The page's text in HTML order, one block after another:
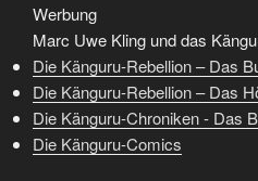
Werbung
Marc Uwe Kling und das
Die Känguru-Rebellion – Das
Die Känguru-Rebellion – Das
Die Känguru-Chroniken - Das
Die Känguru-Comics